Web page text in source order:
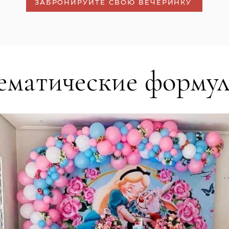
ЗАБРОНИРУЙТЕ СВОЮ ВЕЧЕРИНКУ